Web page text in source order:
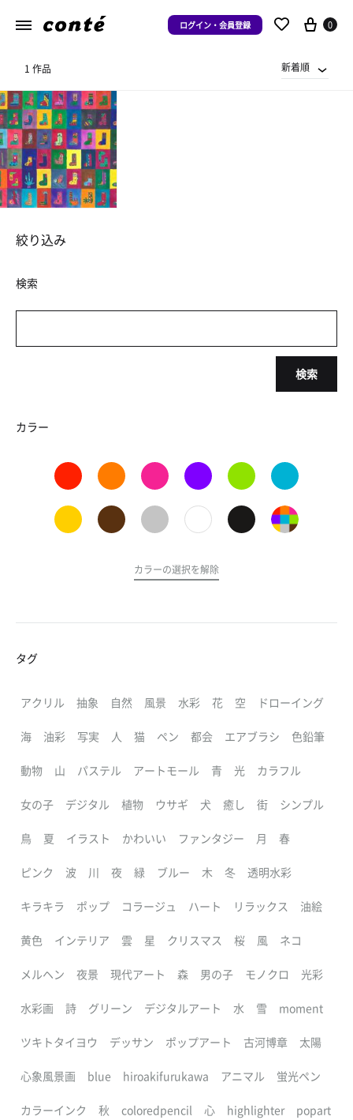
ログイン・会員登録 0
1 作品 新着順
絞り込み
検索
検索
カラー
カラーの選択を解除
タグ
アクリル 抽象 自然 風景 水彩 花 空 ドローイング
海 油彩 写実 人 猫 ペン 都会 エアブラシ 色鉛筆
動物 山 パステル アートモール 青 光 カラフル
女の子 デジタル 植物 ウサギ 犬 癒し 街 シンプル
鳥 夏 イラスト かわいい ファンタジー 月 春
ピンク 波 川 夜 緑 ブルー 木 冬 透明水彩
キラキラ ポップ コラージュ ハート リラックス 油絵
黄色 インテリア 雲 星 クリスマス 桜 風 ネコ
メルヘン 夜景 現代アート 森 男の子 モノクロ 光彩
水彩画 詩 グリーン デジタルアート 水 雪 moment
ツキトタイヨウ デッサン ポップアート 古河博章 太陽
心象風景画 blue hiroakifurukawa アニマル 蛍光ペン
カラーインク 秋 coloredpencil 心 highlighter popart